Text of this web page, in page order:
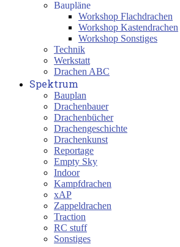
Baupläne
Workshop Flachdrachen
Workshop Kastendrachen
Workshop Sonstiges
Technik
Werkstatt
Drachen ABC
Spektrum
Bauplan
Drachenbauer
Drachenbücher
Drachengeschichte
Drachenkunst
Reportage
Empty Sky
Indoor
Kampfdrachen
xAP
Zappeldrachen
Traction
RC stuff
Sonstiges